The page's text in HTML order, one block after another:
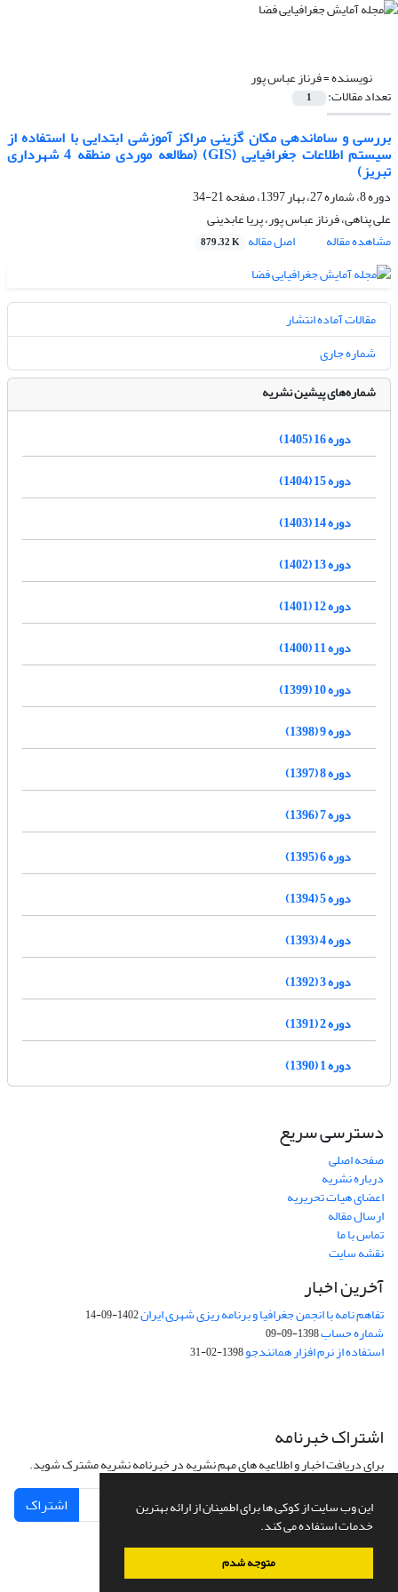
این وب سایت از کوکی ها برای اطمینان از ارائه بهترین
خدمات استفاده می کند.
متوجه شدم
نویسنده =فرناز عباس پور
تعداد مقالات: 1
بررسی و ساماندهی مکان گزینی مراکز آموزشی ابتدایی با استفاده از
سیستم اطلاعات جغرافیایی (GIS) (مطالعه موردی منطقه 4 شهرداری
تبریز)
دوره 8، شماره 27، بهار 1397، صفحه
21-34
علی پناهی، فرناز عباس پور، پریا عابدینی
مشاهده مقاله
اصل مقاله 879.32 K
مقالات آماده انتشار
شماره جاری
شماره‌های پیشین نشریه
دوره 16 (1405)
دوره 15 (1404)
دوره 14 (1403)
دوره 13 (1402)
دوره 12 (1401)
دوره 11 (1400)
دوره 10 (1399)
دوره 9 (1398)
دوره 8 (1397)
دوره 7 (1396)
دوره 6 (1395)
دوره 5 (1394)
دوره 4 (1393)
دوره 3 (1392)
دوره 2 (1391)
دوره 1 (1390)
دسترسی سریع
صفحه اصلی
درباره نشریه
اعضای هیات تحریریه
ارسال مقاله
تماس با ما
نقشه سایت
آخرین اخبار
تفاهم نامه با انجمن جغرافیا و برنامه ریزی شهری ایران1402-09-14
شماره حساب1398-09-09
استفاده از نرم افزار همانندجو1398-02-31
اشتراک خبرنامه
برای دریافت اخبار و اطلاعیه های مهم نشریه در خبرنامه نشریه مشترک شوید.
اشتراک
سامانه مدیریت نشریات علمی.طراحی و پیاده سازی ازسیناوب